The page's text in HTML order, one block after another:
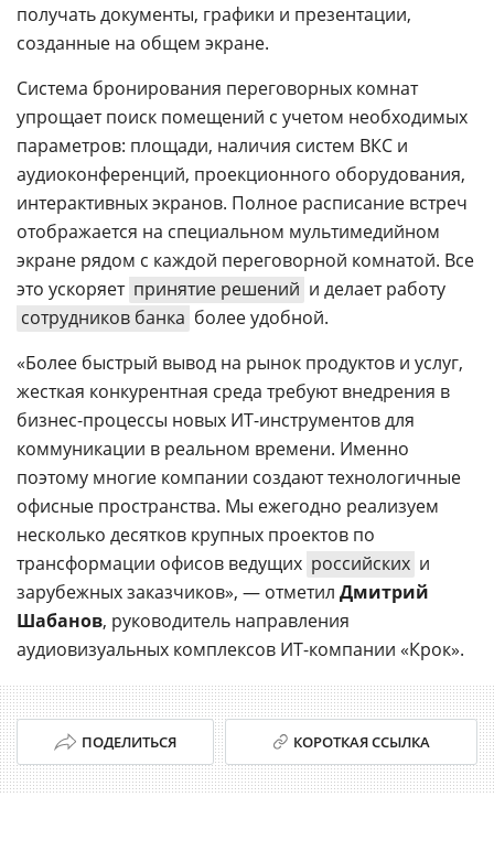
получать документы, графики и презентации,
созданные на общем экране.
Система бронирования переговорных комнат
упрощает поиск помещений с учетом необходимых
параметров: площади, наличия систем ВКС и
аудиоконференций, проекционного оборудования,
интерактивных экранов. Полное расписание встреч
отображается на специальном мультимедийном
экране рядом с каждой переговорной комнатой. Все
это ускоряет принятие решений и делает работу
сотрудников банка более удобной.
«Более быстрый вывод на рынок продуктов и услуг,
жесткая конкурентная среда требуют внедрения в
бизнес-процессы новых ИТ-инструментов для
коммуникации в реальном времени. Именно
поэтому многие компании создают технологичные
офисные пространства. Мы ежегодно реализуем
несколько десятков крупных проектов по
трансформации офисов ведущих российских и
зарубежных заказчиков», — отметил Дмитрий
Шабанов, руководитель направления
аудиовизуальных комплексов ИТ-компании «Крок».
ПОДЕЛИТЬСЯ КОРОТКАЯ ССЫЛКА